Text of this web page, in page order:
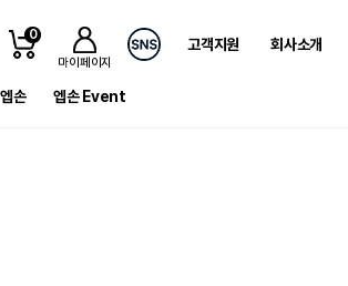
0
마이페이지
고객지원 회사소개
손 엡손 Event